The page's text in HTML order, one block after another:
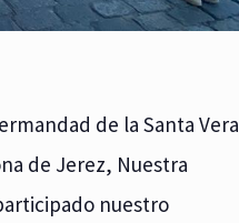
de la Santa Vera
de Jerez, Nuestra
nuestro